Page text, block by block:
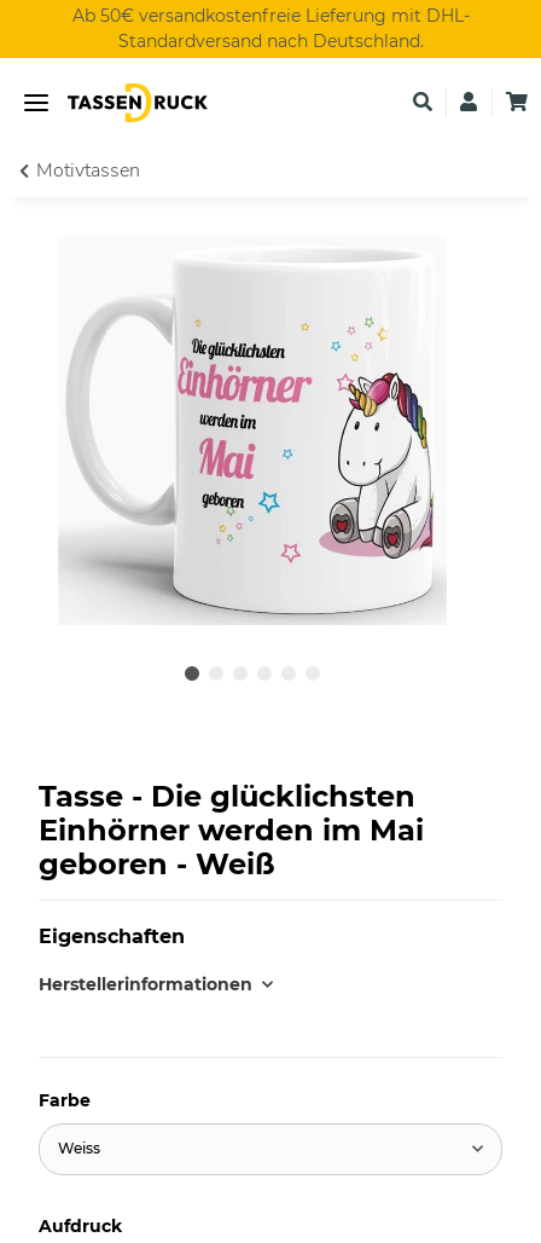
Ab 50€ versandkostenfreie Lieferung mit DHL-
Standardversand nach Deutschland.
Motivtassen
Tasse - Die glücklichsten
Einhörner werden im Mai
geboren - Weiß
Eigenschaften
Herstellerinformationen
Farbe
Weiss
Aufdruck